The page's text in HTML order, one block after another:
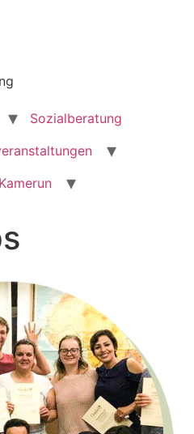
Sozialberatung